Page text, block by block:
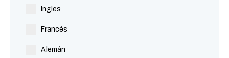
Ingles
Francés
Alemán